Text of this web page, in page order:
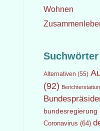
Wohnen
Suchwörter
Alternativen (55)
(92)
bundesregierung
Coronavirus (64)